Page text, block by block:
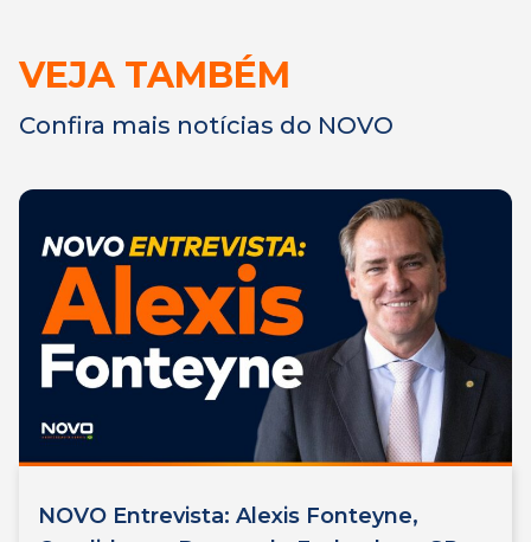
VEJA TAMBÉM
Confira mais notícias do NOVO
NOVO Entrevista: Alexis Fonteyne,